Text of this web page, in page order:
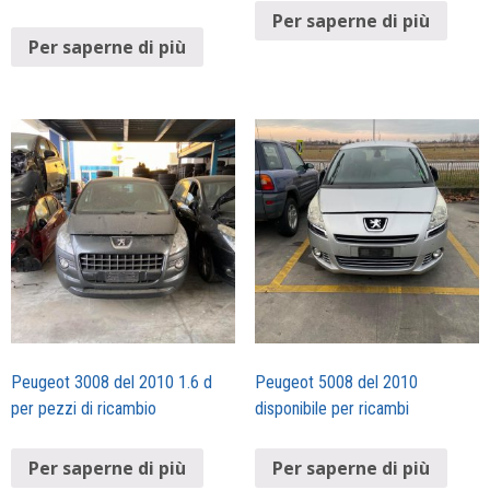
Per saperne di più
Per saperne di più
Peugeot 3008 del 2010 1.6 d
per pezzi di ricambio
Per saperne di più
Peugeot 5008 del 2010
disponibile per ricambi
Per saperne di più